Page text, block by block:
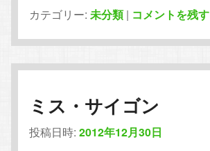
カテゴリー: 未分類 | コメントを残す
ミス・サイゴン
投稿日時:2012年12月30日